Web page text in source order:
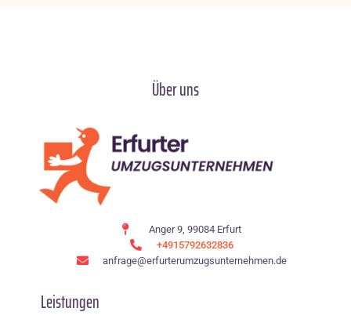
Über uns
Anger 9, 99084 Erfurt
+4915792632836
anfrage@erfurterumzugsunternehmen.de
Leistungen